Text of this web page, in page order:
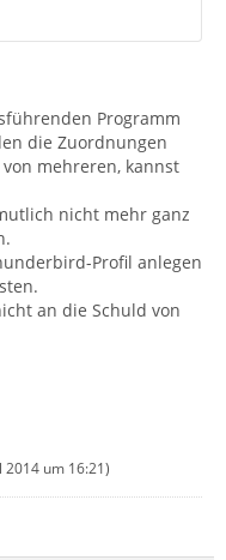
Programm
die Zuordnungen
mehreren, kannst
nicht mehr ganz
Profil anlegen
an die Schuld von
2014 um 16:21)